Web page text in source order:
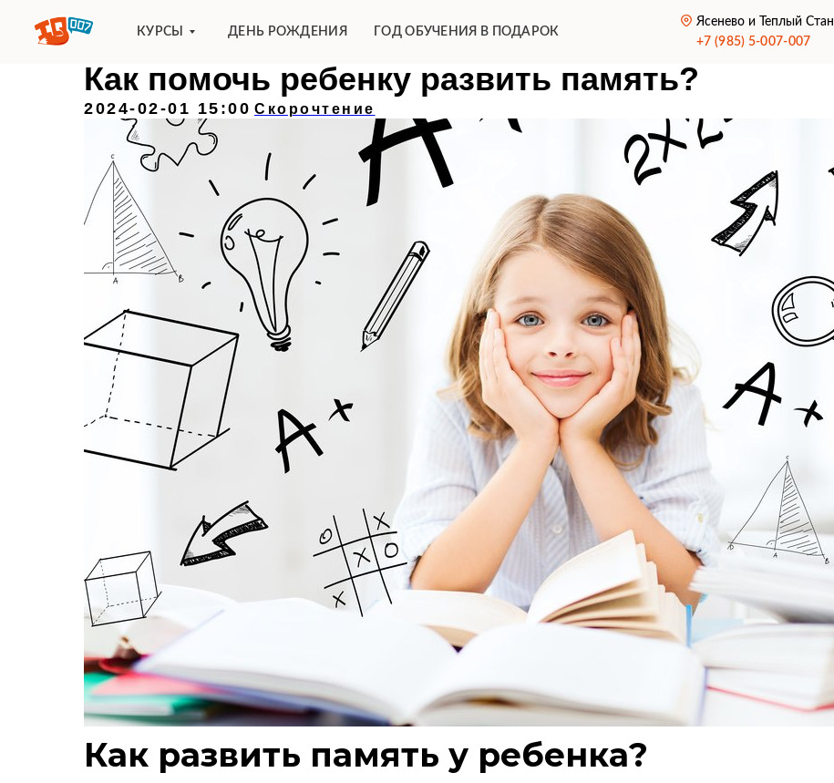
Ясенево и Теплый Стан
ГОД ОБУЧЕНИЯ В ПОДАРОК
+7 (985) 5-007-007
КУРСЫ ДЕНЬ РОЖДЕНИЯ
Как помочь ребенку развить память?
2024-02-01 15:00 Скорочтение
Как развить память у ребенка?